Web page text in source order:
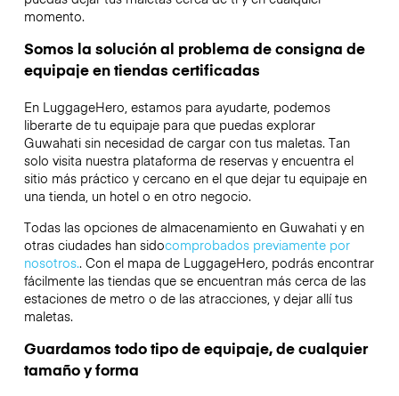
momento.
Somos la solución al problema de consigna de
equipaje en tiendas certificadas
En LuggageHero, estamos para ayudarte, podemos
liberarte de tu equipaje para que puedas explorar
Guwahati sin necesidad de cargar con tus maletas. Tan
solo visita nuestra plataforma de reservas y encuentra el
sitio más práctico y cercano en el que dejar tu equipaje en
una tienda, un hotel o en otro negocio.
Todas las opciones de almacenamiento en Guwahati y en
otras ciudades han sidocomprobados previamente por
nosotros.. Con el mapa de LuggageHero, podrás encontrar
fácilmente las tiendas que se encuentran más cerca de las
estaciones de metro o de las atracciones, y dejar allí tus
maletas.
Guardamos todo tipo de equipaje, de cualquier
tamaño y forma